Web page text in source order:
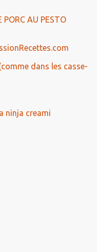
PORC AU PESTO
dans les casse-
ninja creami